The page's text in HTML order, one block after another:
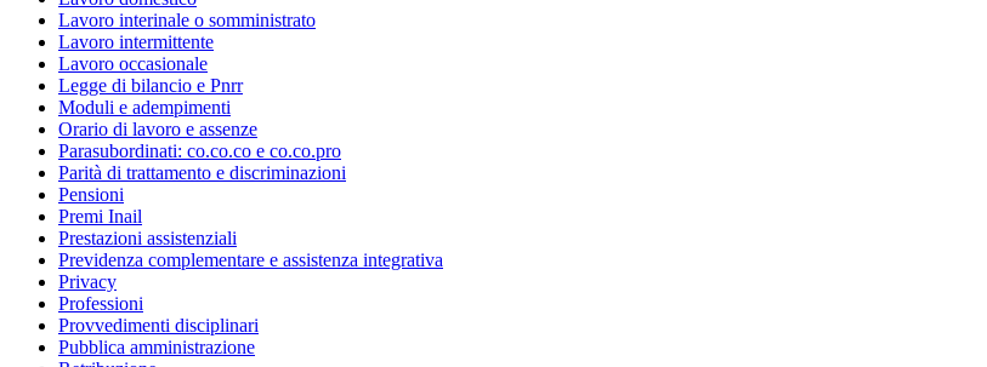
Lavoro interinale o somministrato
Lavoro intermittente
Lavoro occasionale
Legge di bilancio e Pnrr
Moduli e adempimenti
Orario di lavoro e assenze
Parasubordinati: co.co.co e co.co.pro
Parità di trattamento e discriminazioni
Pensioni
Premi Inail
Prestazioni assistenziali
Previdenza complementare e assistenza integrativa
Privacy
Professioni
Provvedimenti disciplinari
Pubblica amministrazione